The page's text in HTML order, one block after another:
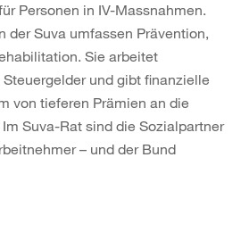
Personen in IV-Massnahmen.
der Suva umfassen Prävention,
Sie arbeitet
und gibt finanzielle
von tieferen Prämien an die
Suva-Rat sind die Sozialpartner
– und der Bund